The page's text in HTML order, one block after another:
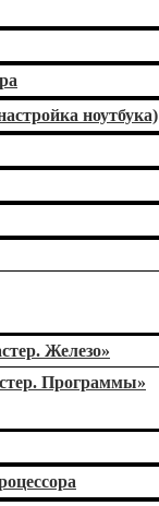
ноутбука)
Железо»
Программы»